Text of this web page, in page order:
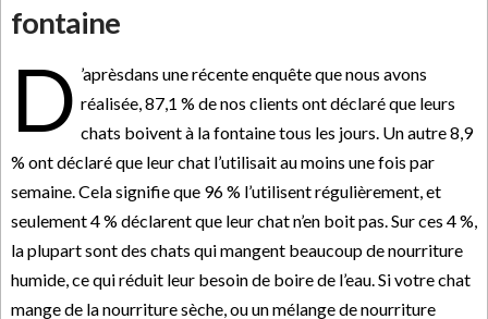
fontaine
D ’aprèsdans une récente enquête que nous avons
réalisée, 87,1 % de nos clients ont déclaré que leurs
chats boivent à la fontaine tous les jours. Un autre 8,9
% ont déclaré que leur chat l’utilisait au moins une fois par
semaine. Cela signifie que 96 % l’utilisent régulièrement, et
seulement 4 % déclarent que leur chat n’en boit pas. Sur ces 4 %,
la plupart sont des chats qui mangent beaucoup de nourriture
humide, ce qui réduit leur besoin de boire de l’eau. Si votre chat
mange de la nourriture sèche, ou un mélange de nourriture